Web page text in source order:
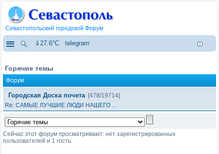
Севастопольский городской Форум
⇓27.6°C telegram
Горячие темы
Форум
Городская Доска почета [478/19714]
Re: САМЫЕ ЛУЧШИЕ ЛЮДИ НАШЕГО …
Сейчас этот форум просматривают: нет зарегистрированных
пользователей и 1 гость